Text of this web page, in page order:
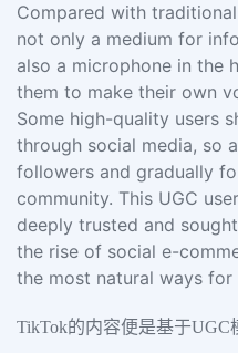
Compared with
not only a medium for
also a microphone in the
them to make their own
Some high-quality users
through social media, so
followers and gradually
community. This UGC
deeply trusted and
the rise of social e-
the most natural ways
TikTok的内容便是基于